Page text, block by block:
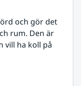
och gör det
rum. Den är
vill ha koll på